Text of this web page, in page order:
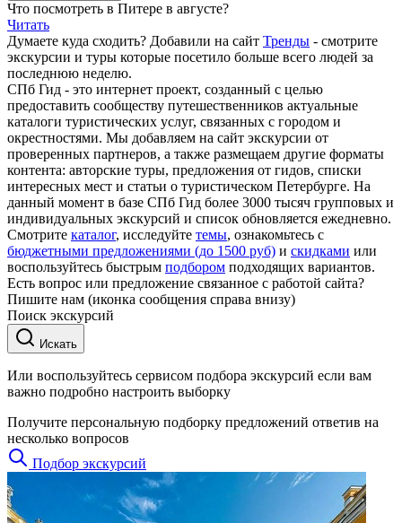
Что посмотреть в Питере в августе?
Читать
Думаете куда сходить? Добавили на сайт Тренды - смотрите
экскурсии и туры которые посетило больше всего людей за
последнюю неделю.
СПб Гид - это интернет проект, созданный с целью
предоставить сообществу путешественников актуальные
каталоги туристических услуг, связанных с городом и
окрестностями. Мы добавляем на сайт экскурсии от
проверенных партнеров, а также размещаем другие форматы
контента: авторские туры, предложения от гидов, списки
интересных мест и статьи о туристическом Петербурге. На
данный момент в базе СПб Гид более 3000 тысяч групповых и
индивидуальных экскурсий и список обновляется ежедневно.
Смотрите каталог, исследуйте темы, ознакомьтесь с
бюджетными предложениями (до 1500 руб) и скидками или
воспользуйтесь быстрым подбором подходящих вариантов.
Есть вопрос или предложение связанное с работой сайта?
Пишите нам (иконка сообщения справа внизу)
Поиск экскурсий
Искать
Или воспользуйтесь сервисом подбора экскурсий если вам
важно подробно настроить выборку
Получите персональную подборку предложений ответив на
несколько вопросов
Подбор экскурсий